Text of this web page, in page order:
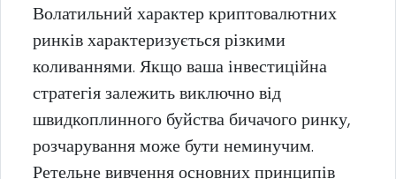
Волатильний характер криптовалютних
ринків характеризується різкими
коливаннями. Якщо ваша інвестиційна
стратегія залежить виключно від
швидкоплинного буйства бичачого ринку,
розчарування може бути неминучим.
Ретельне вивчення основних принципів